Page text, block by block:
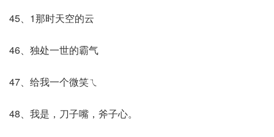
45、1那时天空的云
46、独处一世的霸气
47、给我一个微笑ㄟ
48、我是，刀子嘴，斧子心。